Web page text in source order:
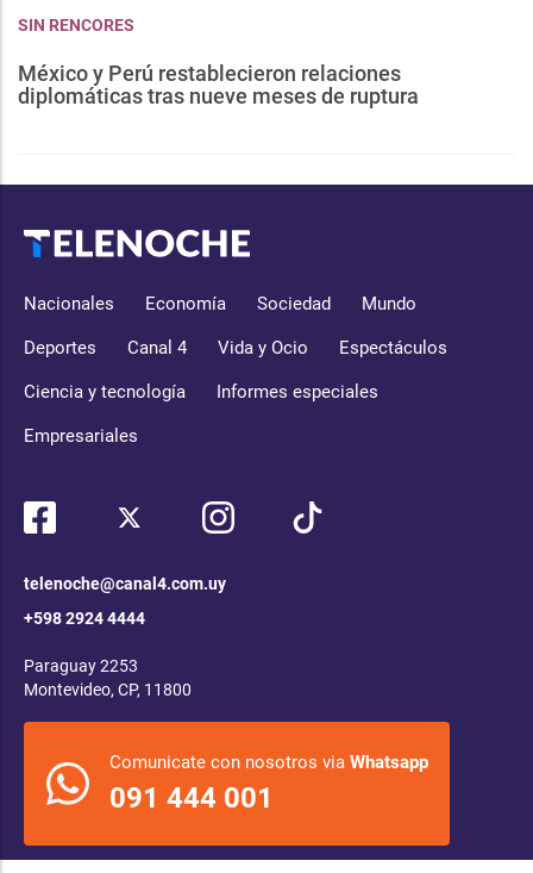
SIN RENCORES
México y Perú restablecieron relaciones
diplomáticas tras nueve meses de ruptura
Nacionales Economía Sociedad Mundo
Deportes Canal 4 Vida y Ocio Espectáculos
Ciencia y tecnología Informes especiales
Empresariales
telenoche@canal4.com.uy
+598 2924 4444
Paraguay 2253
Montevideo, CP, 11800
Comunicate con nosotros via Whatsapp
091 444 001